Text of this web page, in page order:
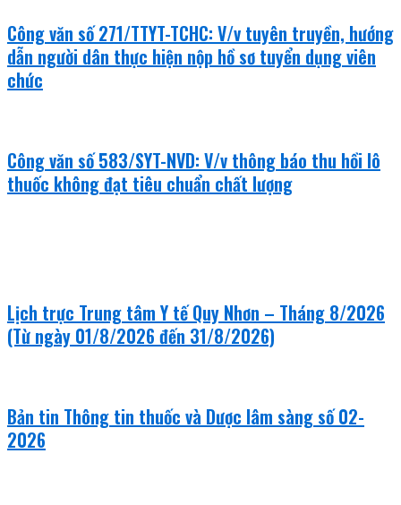
Công văn số 271/TTYT-TCHC: V/v tuyên truyền, hướng
dẫn người dân thực hiện nộp hồ sơ tuyển dụng viên
chức
Công văn số 583/SYT-NVD: V/v thông báo thu hồi lô
thuốc không đạt tiêu chuẩn chất lượng
Lịch trực Trung tâm Y tế Quy Nhơn – Tháng 8/2026
(Từ ngày 01/8/2026 đến 31/8/2026)
Bản tin Thông tin thuốc và Dược lâm sàng số 02-
2026